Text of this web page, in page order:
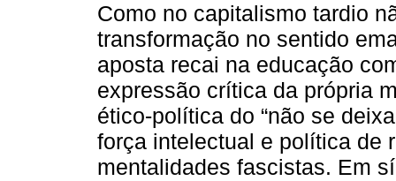
Como no capitalismo tardio
transformação no sentido
aposta recai na educação
expressão crítica da própria
ético-política do “não se
força intelectual e política de
mentalidades fascistas. Em